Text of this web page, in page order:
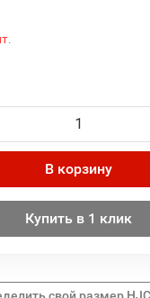
В корзину
Купить в 1 клик